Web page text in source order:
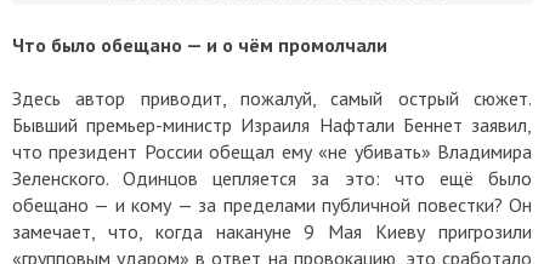
Что было обещано — и о чём промолчали
Здесь автор приводит, пожалуй, самый острый сюжет.
Бывший премьер-министр Израиля Нафтали Беннет заявил,
что президент России обещал ему «не убивать» Владимира
Зеленского. Одинцов цепляется за это: что ещё было
обещано — и кому — за пределами публичной повестки? Он
замечает, что, когда накануне 9 Мая Киеву пригрозили
«групповым ударом» в ответ на провокацию, это сработало